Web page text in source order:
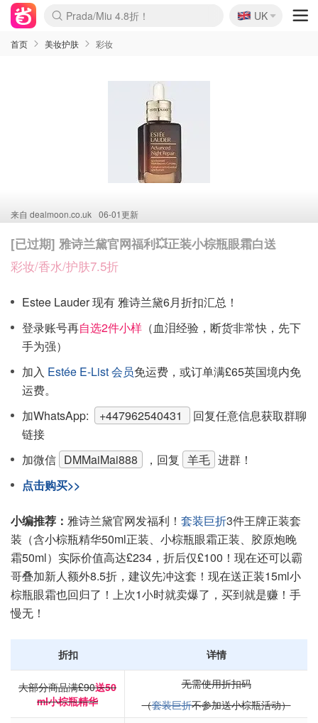
麦卢卡蜂蜜夏促！个位数！
Prada/Miu 4.8折！
啥？必胜客披萨5折！
🇬🇧
UK
首页 美妆护肤 彩妆
来自 dealmoon.co.uk 06-01更新
[已过期] 雅诗兰黛官网福利💥正装小棕瓶眼霜白送
彩妆/香水/护肤7.5折
Estee Lauder 现有 雅诗兰黛6月折扣汇总！
登录账号再自选2件小样 （血泪经验，断货非常快，先下
手为强）
加入 Estée E-List 会员免运费，或订单满£65英国境内免
运费。
加WhatsApp:
+447962540431
回复任意信息获取群聊
链接
加微信 DMMaiMai888 ，回复 羊毛 进群！
点击购买>>
小编推荐： 雅诗兰黛官网发福利！ 套装巨折3件王牌正装套
装（含小棕瓶精华50ml正装、小棕瓶眼霜正装、胶原炮晚
霜50ml）实际价值高达£234，折后仅£100！现在还可以霸
哥叠加新人额外8.5折，建议先冲这套！现在送正装15ml小
棕瓶眼霜也回归了！上次1小时就卖爆了，买到就是赚！手
慢无！
折扣 详情
大部分商品满£90送50
ml小棕瓶精华
无需使用折扣码
（套装巨折不参加送小棕瓶活动）